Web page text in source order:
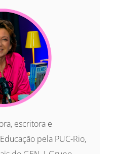
escritora e
pela PUC-Rio,